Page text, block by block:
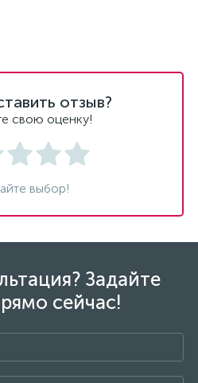
отзыв?
свою оценку!
выбор!
Задайте
сейчас!